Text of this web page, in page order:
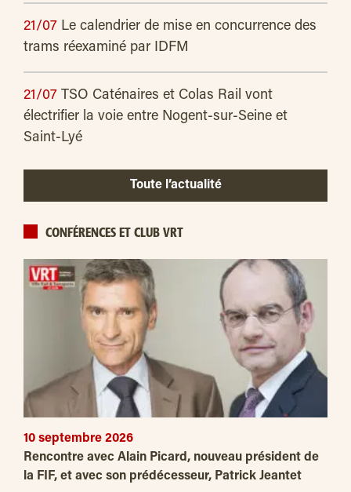
21/07 Le calendrier de mise en concurrence des
trams réexaminé par IDFM
21/07 TSO Caténaires et Colas Rail vont
électrifier la voie entre Nogent-sur-Seine et
Saint-Lyé
Toute l’actualité
CONFÉRENCES ET CLUB VRT
10 septembre 2026
Rencontre avec Alain Picard, nouveau président de
la FIF, et avec son prédécesseur, Patrick Jeantet